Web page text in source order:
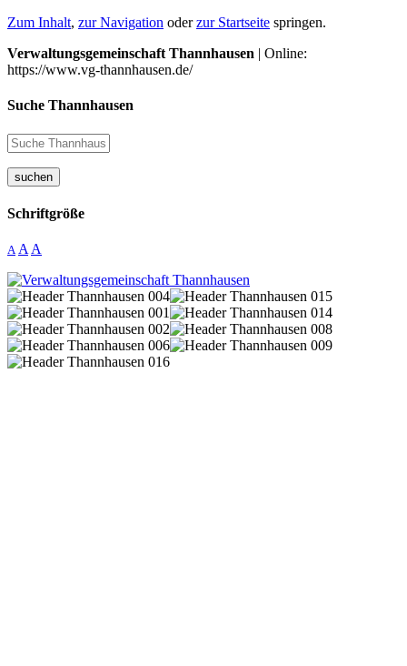
Zum Inhalt, zur Navigation oderzur Startseite springen.
Verwaltungsgemeinschaft Thannhausen | Online:
https://www.vg-thannhausen.de/
Suche Thannhausen
suchen
Schriftgröße
A A A